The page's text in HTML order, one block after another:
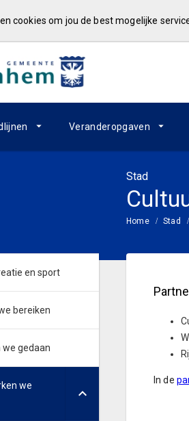
Veranderopgaven
Stad
Home Stad
In de
en sport
bereiken
we gedaan
we
cookies om jou de best mogelijke